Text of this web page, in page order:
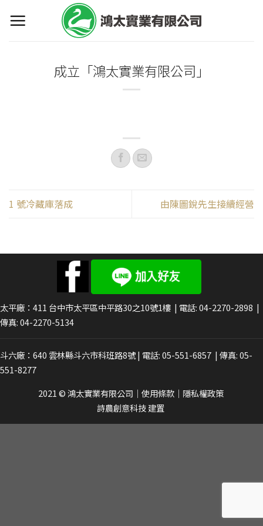
成立「鴻太實業有限公司」
1 號冷藏庫落成 由陳圖銳先生接續經營
太平廠：411 台中市太平區中平路30之10號1樓 | 電話:04-2270-2898 |
傳真: 04-2270-5134
斗六廠：640 雲林縣斗六市科班路8號| 電話:05-551-6857 | 傳真: 05-
551-8277
2021 © 鴻太實業有限公司 ｜ 使用條款｜ 隱私權政策
詩農創意科技建置